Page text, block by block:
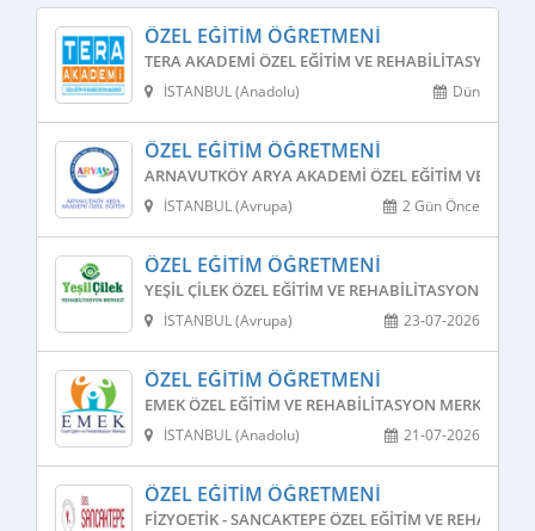
ÖZEL EĞITIM ÖĞRETMENI
TERA AKADEMI ÖZEL EĞITIM VE REHABILITASYON
Dün
İSTANBUL (Anadolu)
ÖZEL EĞITIM ÖĞRETMENI
ARNAVUTKÖY ARYA AKADEMI ÖZEL EĞITIM VE
2 Gün Önce
İSTANBUL (Avrupa)
ÖZEL EĞITIM ÖĞRETMENI
YEŞIL ÇILEK ÖZEL EĞITIM VE REHABILITASYON
23-07-2026
İSTANBUL (Avrupa)
ÖZEL EĞITIM ÖĞRETMENI
EMEK ÖZEL EĞITIM VE REHABILITASYON MERKEZI
21-07-2026
İSTANBUL (Anadolu)
ÖZEL EĞITIM ÖĞRETMENI
FIZYOETIK - SANCAKTEPE ÖZEL EĞITIM VE